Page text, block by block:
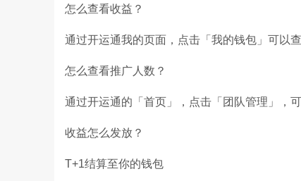
怎么查看收益？
通过开运通我的页面，点击「我的钱包」可以查
怎么查看推广人数？
通过开运通的「首页」，点击「团队管理」，
收益怎么发放？
T+1结算至你的钱包